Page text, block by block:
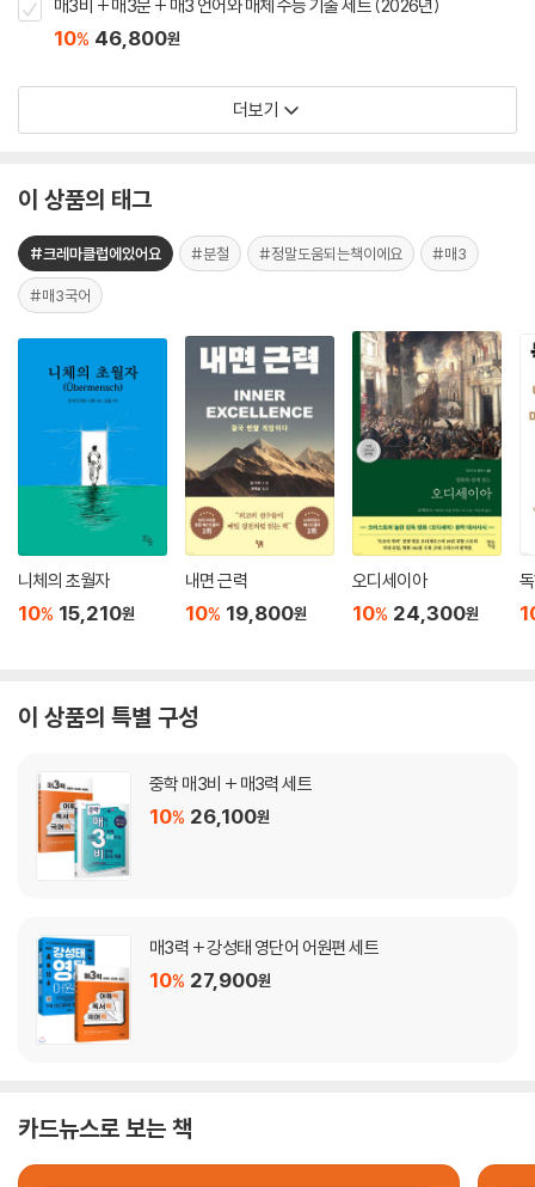
매3비 + 매3문 + 매3 언어와 매체 수능 기출 세트 (2026년)
10% 46,800원
더보기
이 상품의 태그
#크레마클럽에있어요 #분철 #정말도움되는책이에요 #매3
#매3국어
니체의 초월자
10% 15,210원
내면 근력
10% 19,800원
오디세이아
10% 24,300원
이 상품의 특별 구성
중학 매3비 + 매3력 세트
10% 26,100원
매3력 + 강성태 영단어 어원편 세트
10% 27,900원
카드뉴스로 보는 책